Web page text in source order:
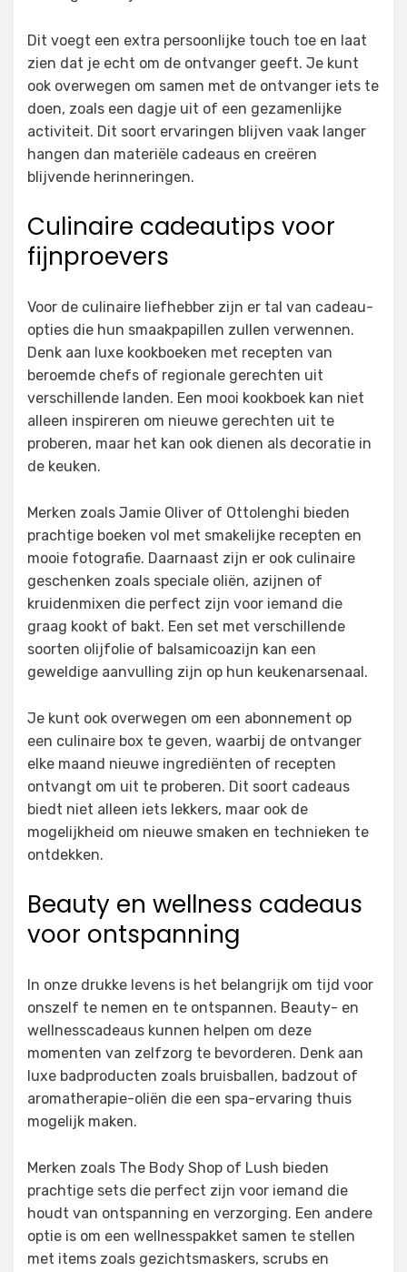
Dit voegt een extra persoonlijke touch toe en laat
zien dat je echt om de ontvanger geeft. Je kunt
ook overwegen om samen met de ontvanger iets te
doen, zoals een dagje uit of een gezamenlijke
activiteit. Dit soort ervaringen blijven vaak langer
hangen dan materiële cadeaus en creëren
blijvende herinneringen.
Culinaire cadeautips voor
fijnproevers
Voor de culinaire liefhebber zijn er tal van cadeau-
opties die hun smaakpapillen zullen verwennen.
Denk aan luxe kookboeken met recepten van
beroemde chefs of regionale gerechten uit
verschillende landen. Een mooi kookboek kan niet
alleen inspireren om nieuwe gerechten uit te
proberen, maar het kan ook dienen als decoratie in
de keuken.
Merken zoals Jamie Oliver of Ottolenghi bieden
prachtige boeken vol met smakelijke recepten en
mooie fotografie. Daarnaast zijn er ook culinaire
geschenken zoals speciale oliën, azijnen of
kruidenmixen die perfect zijn voor iemand die
graag kookt of bakt. Een set met verschillende
soorten olijfolie of balsamicoazijn kan een
geweldige aanvulling zijn op hun keukenarsenaal.
Je kunt ook overwegen om een abonnement op
een culinaire box te geven, waarbij de ontvanger
elke maand nieuwe ingrediënten of recepten
ontvangt om uit te proberen. Dit soort cadeaus
biedt niet alleen iets lekkers, maar ook de
mogelijkheid om nieuwe smaken en technieken te
ontdekken.
Beauty en wellness cadeaus
voor ontspanning
In onze drukke levens is het belangrijk om tijd voor
onszelf te nemen en te ontspannen. Beauty- en
wellnesscadeaus kunnen helpen om deze
momenten van zelfzorg te bevorderen. Denk aan
luxe badproducten zoals bruisballen, badzout of
aromatherapie-oliën die een spa-ervaring thuis
mogelijk maken.
Merken zoals The Body Shop of Lush bieden
prachtige sets die perfect zijn voor iemand die
houdt van ontspanning en verzorging. Een andere
optie is om een wellnesspakket samen te stellen
met items zoals gezichtsmaskers, scrubs en